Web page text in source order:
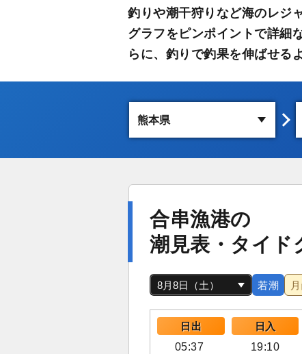
釣りや潮干狩りなど海のレジ
グラフをピンポイントで詳細
らに、釣りで釣果を伸ばせる
合串漁港の
潮見表・タイド
若潮
日出 日入
05:37
19:10